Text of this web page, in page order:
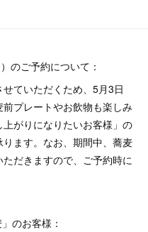
のご予約について：
ていただくため、5月3日
プレートやお飲物も楽しみ
がりになりたいお客様」の
ます。なお、期間中、蕎麦
だきますので、ご予約時に
のお客様：